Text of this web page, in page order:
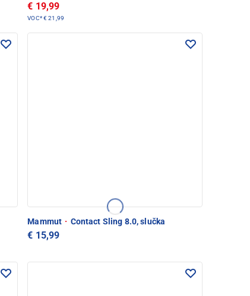
€ 19,99
VOC*€ 21,99
Mammut · Contact Sling 8.0, slučka
€ 15,99